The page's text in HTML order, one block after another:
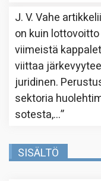
J. V. Vahe
on kuin
viimeistä
viittaa
juridinen.
sektoria
sotesta,…”
SISÄLTÖ